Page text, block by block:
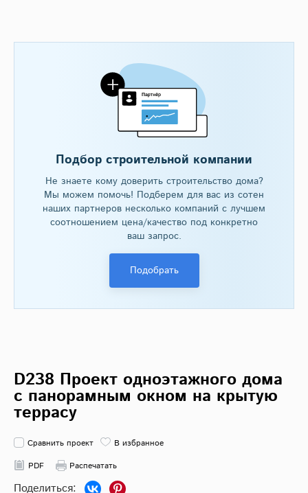
Подбор строительной компании
Не знаете кому доверить строительство дома?
Мы можем помочь! Подберем для вас из сотен
наших партнеров несколько компаний с лучшем
соотношением цена/качество под конкретно
ваш запрос.
Подобрать
D238 Проект одноэтажного дома
с панорамным окном на крытую
террасу
Сравнить проект
В избранное
PDF
Распечатать